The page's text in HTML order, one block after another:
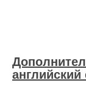
английский